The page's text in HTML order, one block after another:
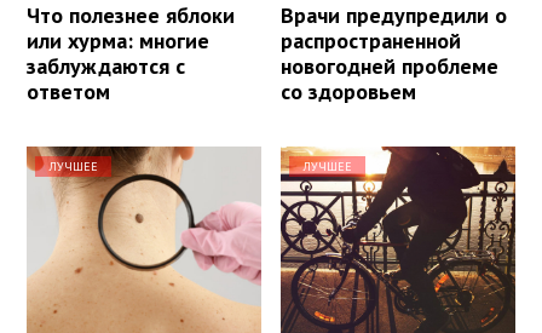
Что полезнее яблоки
или хурма: многие
заблуждаются с
ответом
Врачи предупредили о
распространенной
новогодней проблеме
со здоровьем
ЛУЧШЕЕ ЛУЧШЕЕ